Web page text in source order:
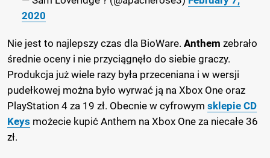
2020
Nie jest to najlepszy czas dla BioWare. Anthem zebrało
średnie oceny i nie przyciągnęło do siebie graczy.
Produkcja już wiele razy była przeceniana i w wersji
pudełkowej można było wyrwać ją na Xbox One oraz
PlayStation 4 za 19 zł. Obecnie w cyfrowym sklepie CD
Keys możecie kupić Anthem na Xbox One za niecałe 36
zł.